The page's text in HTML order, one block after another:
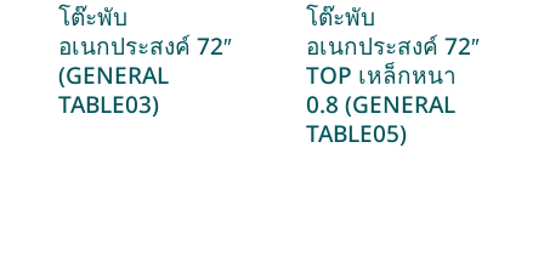
โต๊ะพับ
อเนกประสงค์ 72″
(GENERAL
TABLE03)
โต๊ะพับ
อเนกประสงค์ 72″
TOP เหล็กหนา
0.8 (GENERAL
TABLE05)